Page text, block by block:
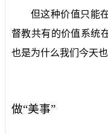
但这种价值只能
督教共有的价值系统
也是为什么我们今天
做“美事”